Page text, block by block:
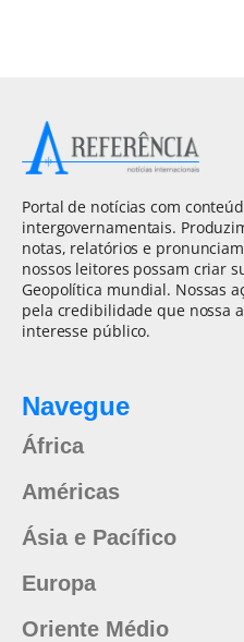
Portal de notícias com
intergovernamentais.
notas, relatórios e
nossos leitores possam criar
Geopolítica mundial. Nossas
pela credibilidade que nossa
interesse público.
Navegue
África
Américas
Ásia e Pacífico
Europa
Oriente Médio